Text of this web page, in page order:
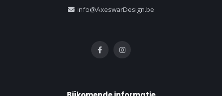
info@AxeswarDesign.be